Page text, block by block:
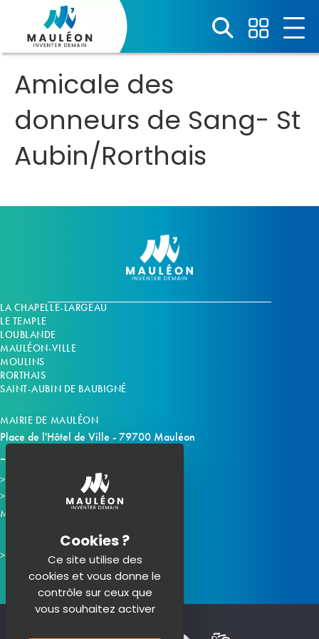
Amicale des
donneurs de Sang- St
Aubin/Rorthais
LA CHAPELLE-LARGEAU
LE TEMPLE
LOUBLANDE
MAULÉON-VILLE
MOULINS
RORTHAIS
SAINT-AUBIN DE BAUBIGNÉ
MAIRIE DE MAULÉON
Place de l'Hôtel de Ville - 79700 Mauléon
Horaires d'ouverture
Contacter la mairie
Mauléon sur les réseaux :
Panneau de gestion des cookies
Ce site utilise des
cookies et vous donne le
contrôle sur ceux que
vous souhaitez activer